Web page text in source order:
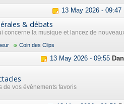
13 May 2026 - 09:47
& débats
concerne la musique et lancez de
Coin des Clips
13 May 2026 - 09:55
de vos évènements favoris